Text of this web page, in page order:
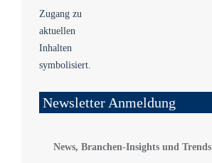
Newsletter Anmeldung
News, Branchen-Insights und Trends